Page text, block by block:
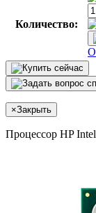
Количество:
×Закрыть
Процессор HP